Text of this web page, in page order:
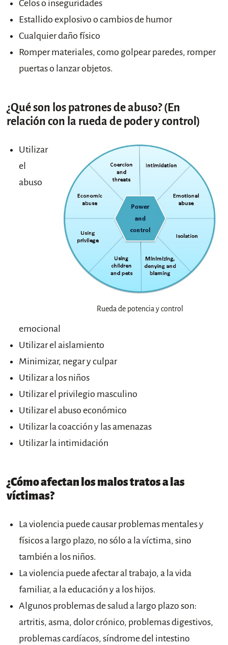
Celos o inseguridades
Estallido explosivo o cambios de humor
Cualquier daño físico
Romper materiales, como golpear paredes, romper
puertas o lanzar objetos.
¿Qué son los patrones de abuso? (En
relación con la rueda de poder y control)
Rueda de potencia y control
Utilizar
el
abuso
emocional
Utilizar el aislamiento
Minimizar, negar y culpar
Utilizar a los niños
Utilizar el privilegio masculino
Utilizar el abuso económico
Utilizar la coacción y las amenazas
Utilizar la intimidación
¿Cómo afectan los malos tratos a las
víctimas?
La violencia puede causar problemas mentales y
físicos a largo plazo, no sólo a la víctima, sino
también a los niños.
La violencia puede afectar al trabajo, a la vida
familiar, a la educación y a los hijos.
Algunos problemas de salud a largo plazo son:
artritis, asma, dolor crónico, problemas digestivos,
problemas cardíacos, síndrome del intestino